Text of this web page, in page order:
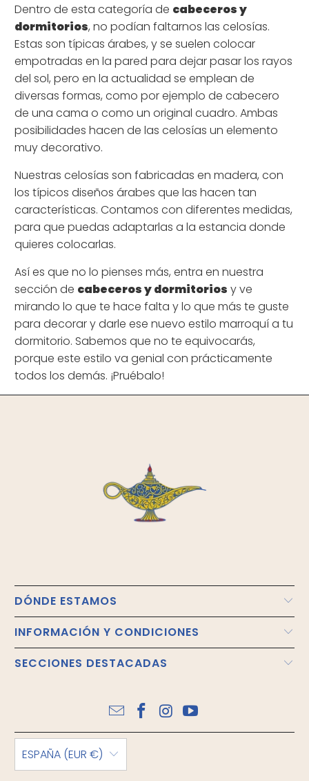
Dentro de esta categoría de cabeceros y
dormitorios, no podían faltarnos las celosías.
Estas son típicas árabes, y se suelen colocar
empotradas en la pared para dejar pasar los rayos
del sol, pero en la actualidad se emplean de
diversas formas, como por ejemplo de cabecero
de una cama o como un original cuadro. Ambas
posibilidades hacen de las celosías un elemento
muy decorativo.
Nuestras celosías son fabricadas en madera, con
los típicos diseños árabes que las hacen tan
características. Contamos con diferentes medidas,
para que puedas adaptarlas a la estancia donde
quieres colocarlas.
Así es que no lo pienses más, entra en nuestra
sección de cabeceros y dormitorios y ve
mirando lo que te hace falta y lo que más te guste
para decorar y darle ese nuevo estilo marroquí a tu
dormitorio. Sabemos que no te equivocarás,
porque este estilo va genial con prácticamente
todos los demás. ¡Pruébalo!
DÓNDE ESTAMOS
INFORMACIÓN Y CONDICIONES
SECCIONES DESTACADAS
ESPAÑA (EUR €)